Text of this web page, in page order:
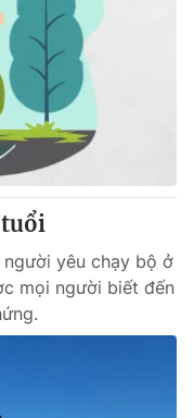
khi phát hành lại
tuổi
yêu chạy bộ ở
mọi người biết đến